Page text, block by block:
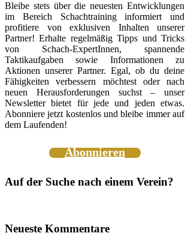
Bleibe stets über die neuesten Entwicklungen
im Bereich Schachtraining informiert und
profitiere von exklusiven Inhalten unserer
Partner! Erhalte regelmäßig Tipps und Tricks
von Schach-ExpertInnen, spannende
Taktikaufgaben sowie Informationen zu
Aktionen unserer Partner. Egal, ob du deine
Fähigkeiten verbessern möchtest oder nach
neuen Herausforderungen suchst – unser
Newsletter bietet für jede und jeden etwas.
Abonniere jetzt kostenlos und bleibe immer auf
dem Laufenden!
Abonnieren
Auf der Suche nach einem Verein?
Neueste Kommentare